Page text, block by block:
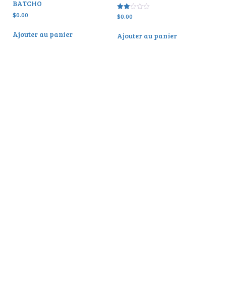
BATCHO
$0.00
Ajouter au panier
Note
2.00
5
$0.00
Ajouter au panier